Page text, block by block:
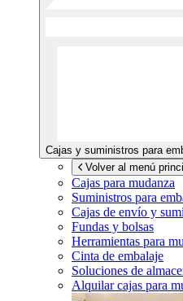
Cajas y suministros para
Volver al menú
Cajas para mudanza
Suministros para
Cajas de envío y
Fundas y bolsas
Herramientas para
Cinta de embalaje
Soluciones de
Alquilar cajas para